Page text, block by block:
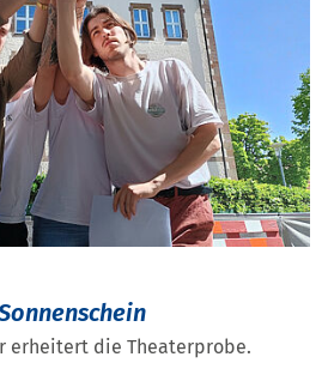
erheitert die Theaterprobe.